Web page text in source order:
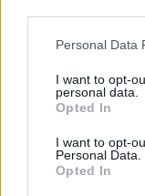
Personal Data
I want to opt-
personal data.
Opted In
I want to opt-
Personal Data.
Opted In
ανανεωμένος
θέλοντας να